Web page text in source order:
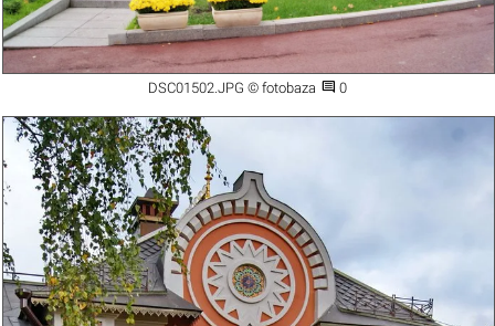
DSC01502.JPG © fotobaza  0